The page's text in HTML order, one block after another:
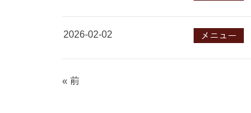
2026-02-02 メニュー
« 前